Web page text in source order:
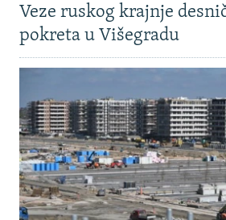
Veze ruskog krajnje
pokreta u Višegradu